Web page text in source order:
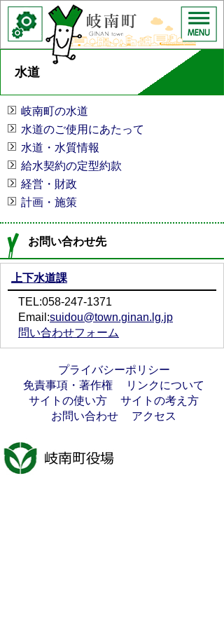
水道
岐南町の水道
水道のご使用にあたって
水道・水質情報
給水契約の定型約款
経営・財政
計画・施策
お問い合わせ先
上下水道課
TEL:058-247-1371
Email:suidou@town.ginan.lg.jp
問い合わせフォーム
プライバシーポリシー
免責事項・著作権
リンクについて
サイトの使い方
サイトの考え方
お問い合わせ
アクセス